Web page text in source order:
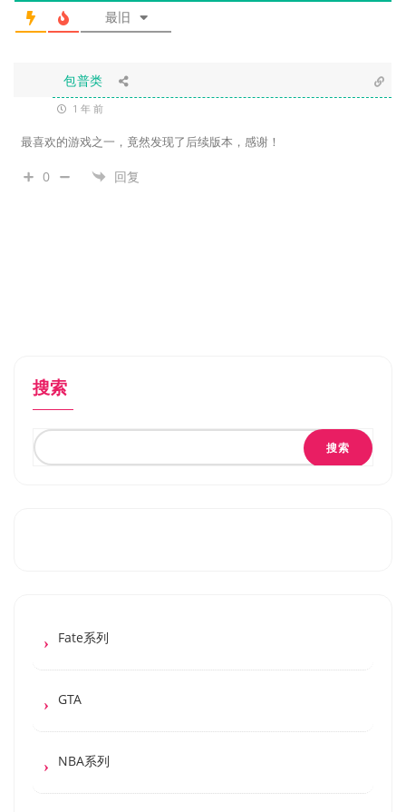
最旧
包普类
1 年 前
最喜欢的游戏之一，竟然发现了后续版本，感谢！
0 回复
搜索
搜索
Fate系列
GTA
NBA系列